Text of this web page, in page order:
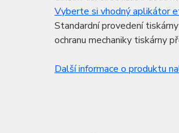
Vyberte si vhodný aplikátor
Standardní provedení
ochranu mechaniky tiskárny
Další informace o produktu